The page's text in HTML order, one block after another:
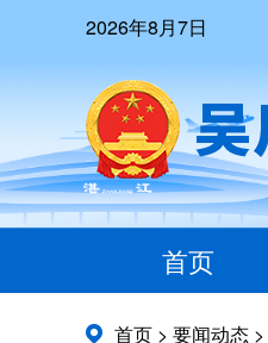
2026年8月7日
首页
首页 > 要闻动态 >